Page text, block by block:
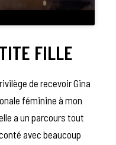
FILLE
de recevoir Gina
féminine à mon
a un parcours tout
avec beaucoup